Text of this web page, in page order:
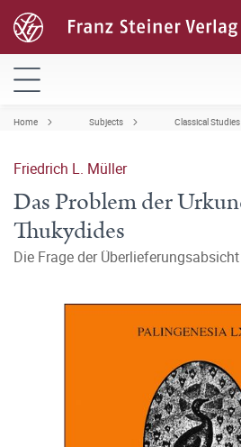
Home Subjects Classical Studies
Friedrich L. Müller
Das Problem der
Thukydides
Die Frage der